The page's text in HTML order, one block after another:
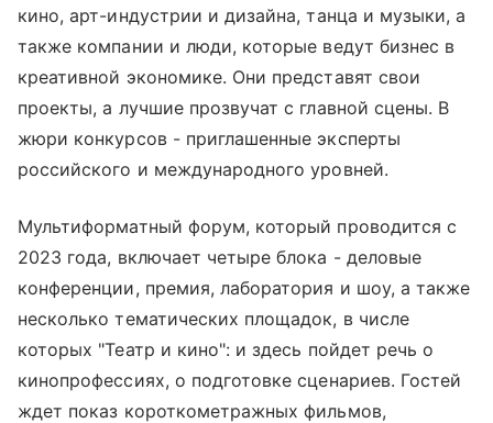
кино, арт-индустрии и дизайна, танца и музыки, а
также компании и люди, которые ведут бизнес в
креативной экономике. Они представят свои
проекты, а лучшие прозвучат с главной сцены. В
жюри конкурсов - приглашенные эксперты
российского и международного уровней.
Мультиформатный форум, который проводится с
2023 года, включает четыре блока - деловые
конференции, премия, лаборатория и шоу, а также
несколько тематических площадок, в числе
которых "Театр и кино": и здесь пойдет речь о
кинопрофессиях, о подготовке сценариев. Гостей
ждет показ короткометражных фильмов,